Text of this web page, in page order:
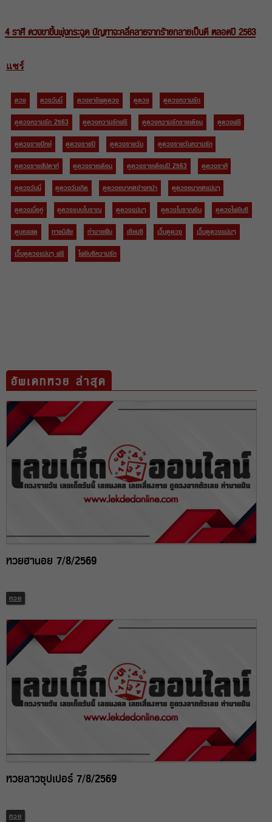
4 ราศี ดวงขาขึ้นพุ่งกระฉูด ปัญหาจะคลี่คลายจากร้ายกลายเป็นดี ตลอดปี 2563
แชร์
ดวง ดวงวันนี้ ดวงอาชีพดูดวง ดูดวง
ดูดวงความรัก
ดูดวงความรัก 2563
ดูดวงความรักฟรี ดูดวงความรักรายเดือน
ดูดวงฟรี
ดูดวงรายปักษ์
ดูดวงรายปี ดูดวงรายวัน
ดูดวงรายวันความรัก
ดูดวงรายสัปดาห์
ดูดวงรายเดือน ดูดวงรายเดือนปี 2563
ดูดวงราศี
ดูดวงวันนี้
ดูดวงวันเกิด ดูดวงอนาคตข้างหน้า
ดูดวงอนาคตแม่นๆ
ดูดวงเนื้อคู่
ดูดวงแบบโบราณ ดูดวงแม่นๆ ดูดวงโบราณจีน
ดูดวงไพ่ยิบซี
ดูบอลสด
ทายนิสัย ทำนายฝัน เซียมซี เว็บดูดวง
เว็บดูดวงแม่นๆ
เว็บดูดวงแม่นๆ ฟรี
ไพ่ยิบซีความรัก
อัพเดทหวย ล่าสุด
หวยฮานอย 7/8/2569
หวย
หวยลาวซุปเปอร์ 7/8/2569
หวย